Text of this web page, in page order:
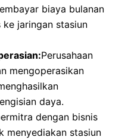
biaya bulanan
jaringan stasiun
Perusahaan
mengoperasikan
daya.
dengan bisnis
menyediakan stasiun